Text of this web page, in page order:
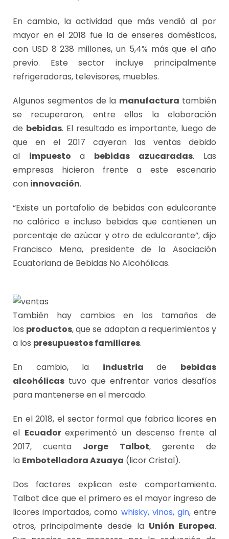
En cambio, la actividad que más vendió al por
mayor en el 2018 fue la de enseres domésticos,
con USD 8 238 millones, un 5,4% más que el año
previo. Este sector incluye principalmente
refrigeradoras, televisores, muebles.
Algunos segmentos de la manufactura también
se recuperaron, entre ellos la elaboración
de bebidas. El resultado es importante, luego de
que en el 2017 cayeran las ventas debido
al impuestoa bebidas azucaradas. Las
empresas hicieron frente a este escenario
con innovación.
“Existe un portafolio de bebidas con edulcorante
no calórico e incluso bebidas que contienen un
porcentaje de azúcar y otro de edulcorante”, dijo
Francisco Mena, presidente de la Asociación
Ecuatoriana de Bebidas No Alcohólicas.
También hay cambios en los tamaños de
los productos, que se adaptan a requerimientos y
a los presupuestos familiares.
En cambio, la industriade bebidas
alcohólicas tuvo que enfrentar varios desafíos
para mantenerse en el mercado.
En el 2018, el sector formal que fabrica licores en
el Ecuadorexperimentó un descenso frente al
2017, cuenta Jorge Talbot, gerente de
la Embotelladora Azuaya (licor Cristal).
Dos factores explican este comportamiento.
Talbot dice que el primero es el mayor ingreso de
licores importados, como whisky, vinos, gin,entre
otros, principalmente desde la Unión Europea.